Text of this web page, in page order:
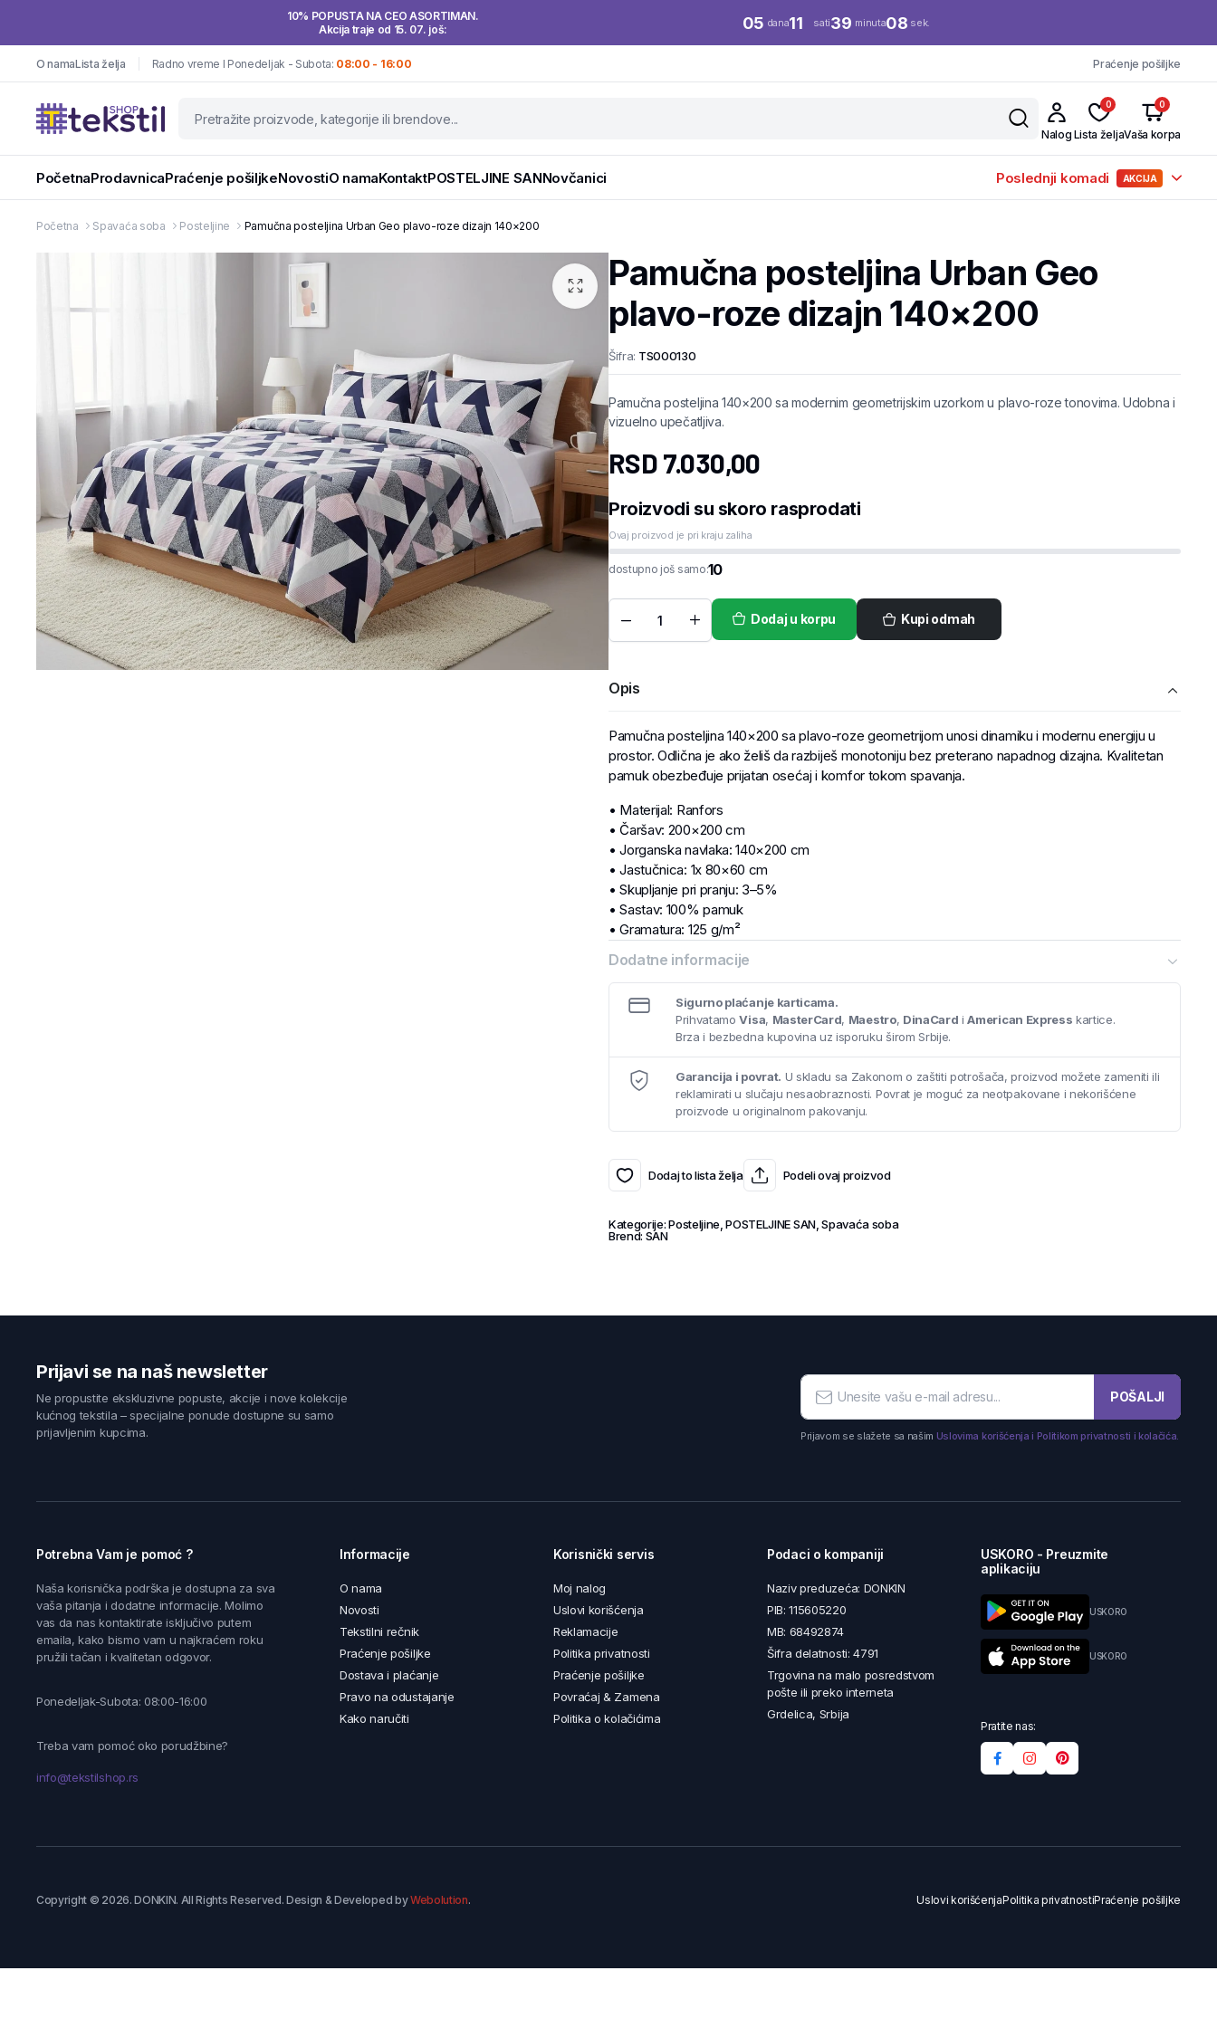
10% POPUSTA NA CEO ASORTIMAN.
Akcija traje od 15. 07. još:
05 dana11 sati39 minuta07 sek.
O namaLista želja Radno vreme I Ponedeljak - Subota: 08:00 - 16:00 Praćenje pošiljke
Nalog
0
Lista želja
0
Vaša korpa
PočetnaProdavnicaPraćenje pošiljkeNovostiO namaKontaktPOSTELJINE SANNovčanici Poslednji komadi AKCIJA
Početna Spavaća soba Posteljine Pamučna posteljina Urban Geo plavo-roze dizajn 140×200
Pamučna posteljina Urban Geo
plavo-roze dizajn 140×200
Šifra: TS000130
Pamučna posteljina 140×200 sa modernim geometrijskim uzorkom u plavo-roze tonovima. Udobna i
vizuelno upečatljiva.
RSD7.030,00
Proizvodi su skoro rasprodati
Ovaj proizvod je pri kraju zaliha
dostupno još samo:10
Dodaj u korpu Kupi odmah
Opis
Pamučna posteljina 140×200 sa plavo-roze geometrijom unosi dinamiku i modernu energiju u
prostor. Odlična je ako želiš da razbiješ monotoniju bez preterano napadnog dizajna. Kvalitetan
pamuk obezbeđuje prijatan osećaj i komfor tokom spavanja.
• Materijal: Ranfors
• Čaršav: 200×200 cm
• Jorganska navlaka: 140×200 cm
• Jastučnica: 1x 80×60 cm
• Skupljanje pri pranju: 3–5%
• Sastav: 100% pamuk
• Gramatura: 125 g/m²
Dodatne informacije
Sigurno plaćanje karticama.
PrihvatamoVisa, MasterCard, Maestro, DinaCard iAmerican Express kartice.
Brza i bezbedna kupovina uz isporuku širom Srbije.
Garancija i povrat. U skladu sa Zakonom o zaštiti potrošača, proizvod možete zameniti ili
reklamirati u slučaju nesaobraznosti. Povrat je moguć za neotpakovane i nekorišćene
proizvode u originalnom pakovanju.
Dodaj to lista želja Podeli ovaj proizvod
Kategorije:Posteljine ,POSTELJINE SAN,Spavaća soba
Brend: SAN
Prijavi se na naš newsletter
Ne propustite ekskluzivne popuste, akcije i nove kolekcije
kućnog tekstila – specijalne ponude dostupne su samo
prijavljenim kupcima.
POŠALJI
Prijavom se slažete sa našim Uslovima korišćenja i Politikom privatnosti i kolačića.
Potrebna Vam je pomoć ?
Naša korisnička podrška je dostupna za sva
vaša pitanja i dodatne informacije. Molimo
vas da nas kontaktirate isključivo putem
emaila, kako bismo vam u najkraćem roku
pružili tačan i kvalitetan odgovor.
Ponedeljak-Subota: 08:00-16:00
Treba vam pomoć oko porudžbine?
info@tekstilshop.rs
Informacije
O nama
Novosti
Tekstilni rečnik
Praćenje pošiljke
Dostava i plaćanje
Pravo na odustajanje
Kako naručiti
Korisnički servis
Moj nalog
Uslovi korišćenja
Reklamacije
Politika privatnosti
Praćenje pošiljke
Povraćaj & Zamena
Politika o kolačićima
Podaci o kompaniji
Naziv preduzeća: DONKIN
PIB: 115605220
MB: 68492874
Šifra delatnosti: 4791
Trgovina na malo posredstvom
pošte ili preko interneta
Grdelica, Srbija
USKORO - Preuzmite
aplikaciju
USKORO
USKORO
Pratite nas:
Copyright © 2026. DONKIN. All Rights Reserved. Design & Developed byWebolution. Uslovi korišćenjaPolitika privatnostiPraćenje pošiljke